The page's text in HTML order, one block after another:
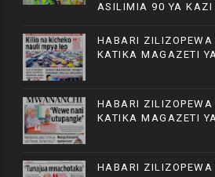
ASILIMIA 90 YA
HABARI
KATIKA MAGAZETI
HABARI
KATIKA MAGAZETI
HABARI